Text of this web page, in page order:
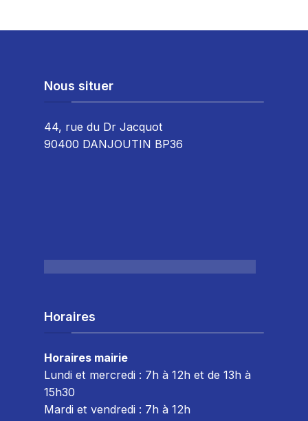
Nous situer
44, rue du Dr Jacquot
90400 DANJOUTIN BP36
Horaires
Horaires mairie
Lundi et mercredi : 7h à 12h et de 13h à
15h30
Mardi et vendredi : 7h à 12h